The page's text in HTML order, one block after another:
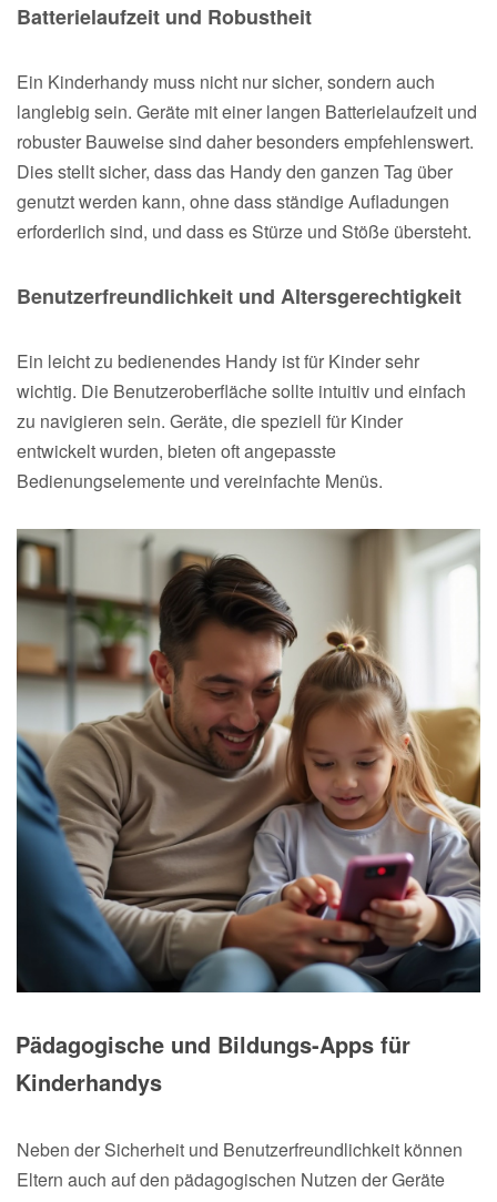
Batterielaufzeit und Robustheit
Ein Kinderhandy muss nicht nur sicher, sondern auch
langlebig sein. Geräte mit einer langen Batterielaufzeit und
robuster Bauweise sind daher besonders empfehlenswert.
Dies stellt sicher, dass das Handy den ganzen Tag über
genutzt werden kann, ohne dass ständige Aufladungen
erforderlich sind, und dass es Stürze und Stöße übersteht.
Benutzerfreundlichkeit und Altersgerechtigkeit
Ein leicht zu bedienendes Handy ist für Kinder sehr
wichtig. Die Benutzeroberfläche sollte intuitiv und einfach
zu navigieren sein. Geräte, die speziell für Kinder
entwickelt wurden, bieten oft angepasste
Bedienungselemente und vereinfachte Menüs.
Pädagogische und Bildungs-Apps für
Kinderhandys
Neben der Sicherheit und Benutzerfreundlichkeit können
Eltern auch auf den pädagogischen Nutzen der Geräte